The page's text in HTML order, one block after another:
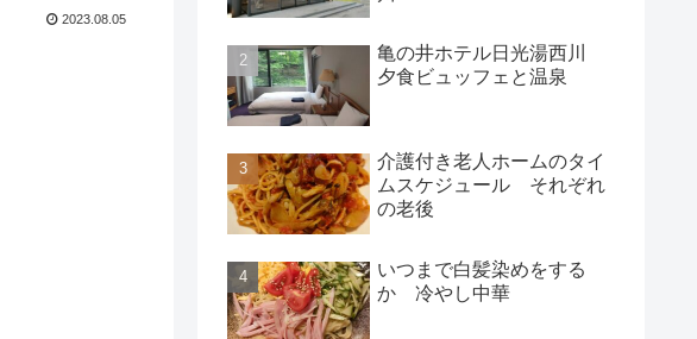
2023.08.05
亀の井ホテル日光湯西川
夕食ビュッフェと温泉
介護付き老人ホームのタイ
ムスケジュール それぞれ
の老後
いつまで白髪染めをする
か 冷やし中華